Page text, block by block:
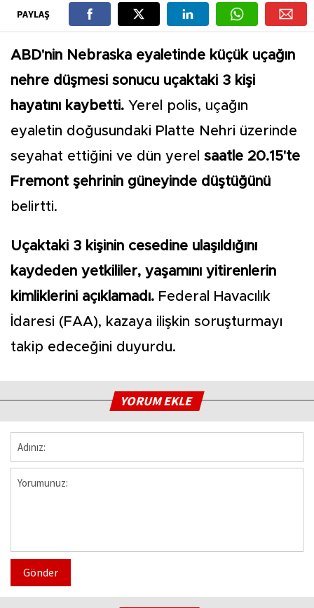
PAYLAŞ
ABD'nin Nebraska eyaletinde küçük uçağın
nehre düşmesi sonucu uçaktaki 3 kişi
hayatını kaybetti. Yerel polis, uçağın
eyaletin doğusundaki Platte Nehri üzerinde
seyahat ettiğini ve dün yerel saatle 20.15'te
Fremont şehrinin güneyinde düştüğünü
belirtti.
Uçaktaki 3 kişinin cesedine ulaşıldığını
kaydeden yetkililer, yaşamını yitirenlerin
kimliklerini açıklamadı. Federal Havacılık
İdaresi (FAA), kazaya ilişkin soruşturmayı
takip edeceğini duyurdu.
YORUM EKLE
Gönder